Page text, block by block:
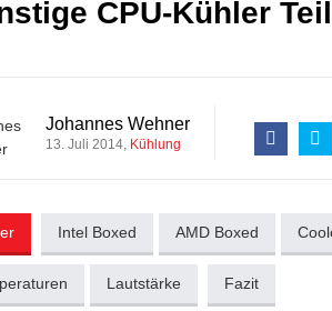
CPU-Kühler
Johannes Wehner
13. Juli 2014 Kühlung
Intel Boxed AMD Boxed
Lautstärke Fazit